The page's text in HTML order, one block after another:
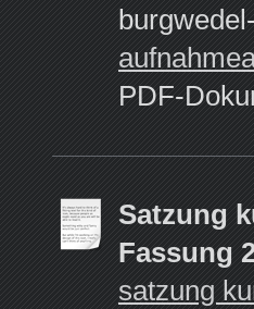
PDF-
Satzung
Fassung
satzung